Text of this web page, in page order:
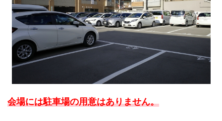
会場には駐車場の用意はありません。